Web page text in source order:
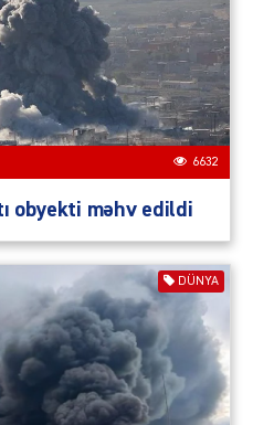
6632
obyekti məhv edildi
DÜNYA